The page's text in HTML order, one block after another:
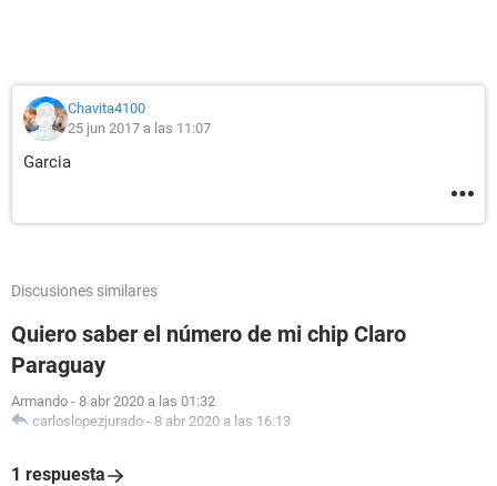
Chavita4100
25 jun 2017 a las 11:07
Garcia
Discusiones similares
Quiero saber el número de mi chip Claro
Paraguay
Armando - 8 abr 2020 a las 01:32
carloslopezjurado - 8 abr 2020 a las 16:13
1 respuesta